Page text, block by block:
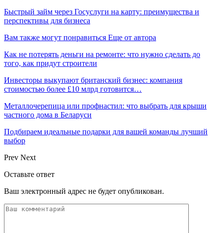
Быстрый займ через Госуслуги на карту: преимущества и
перспективы для бизнеса
Вам также могут понравиться Еще от автора
Как не потерять деньги на ремонте: что нужно сделать до
того, как придут строители
Инвесторы выкупают британский бизнес: компания
стоимостью более £10 млрд готовится…
Металлочерепица или профнастил: что выбрать для крыши
частного дома в Беларуси
Подбираем идеальные подарки для вашей команды лучший
выбор
Prev Next
Оставьте ответ
Ваш электронный адрес не будет опубликован.